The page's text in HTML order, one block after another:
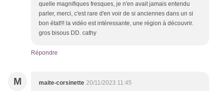
quelle magnifiques fresques, je n'en avait jamais entendu
parler, merci, c'est rare d'en voir de si anciennes dans un si
bon état!!! la vidéo est intéressante, une région à découvrir.
gros bisous DD. cathy
Répondre
M maite-corsinette 20/11/2023 11:45